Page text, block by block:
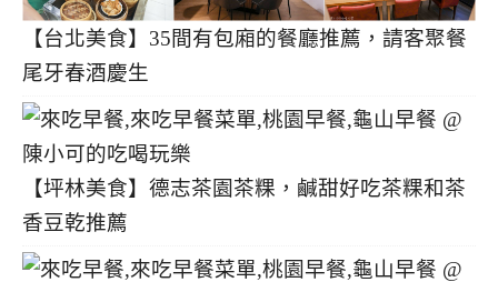
【台北美食】35間有包廂的餐廳推薦，請客聚餐
尾牙春酒慶生
【坪林美食】德志茶園茶粿，鹹甜好吃茶粿和茶
香豆乾推薦